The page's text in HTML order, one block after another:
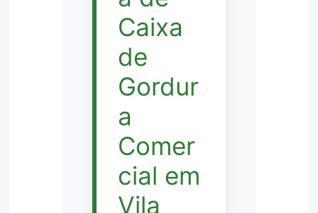
Caixa
de
Gordur
a
Comer
cial em
Vila